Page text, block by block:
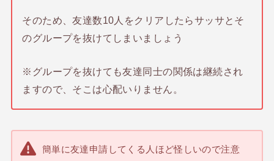
そのため、友達数10人をクリアしたらサッサとそ
のグループを抜けてしまいましょう
※グループを抜けても友達同士の関係は継続され
ますので、そこは心配いりません。
簡単に友達申請してくる人ほど怪しいので注意